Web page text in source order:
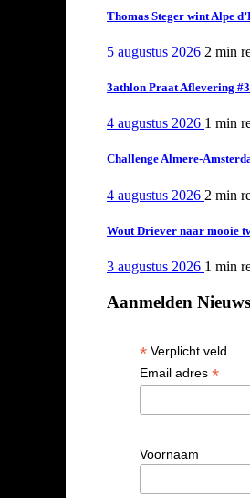
Thomas Steger wint Alpe
5 augustus 2026 2 min
3athlon Praat Aflevering
4 augustus 2026 1 min
Challenge Almere-
4 augustus 2026 2 min
Wout Driever naar mooie
3 augustus 2026 1 min
Aanmelden
* Verplicht veld
Email adres *
Voornaam